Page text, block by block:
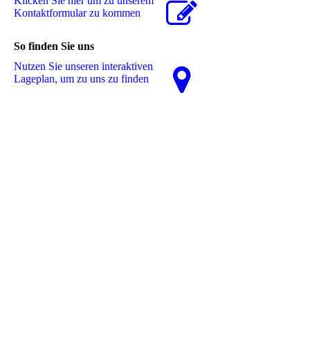
Kon­takt­for­mu­lar zu kommen
So finden Sie uns
Nutzen Sie unseren interaktiven
La­ge­plan, um zu uns zu finden